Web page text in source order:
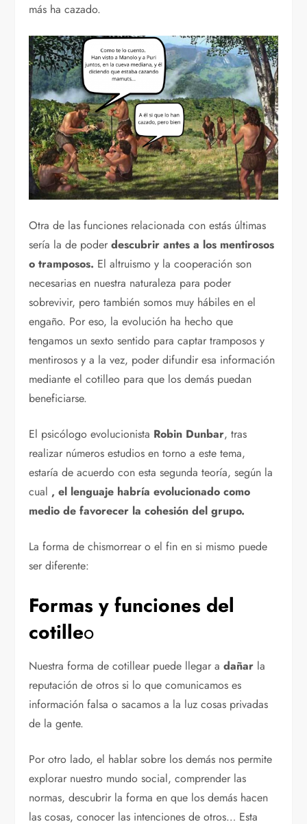
más ha cazado.
Otra de las funciones relacionada con estás últimas
sería la de poderdescubrir antes a los mentirosos
o tramposos. El altruismo y la cooperación son
necesarias en nuestra naturaleza para poder
sobrevivir, pero también somos muy hábiles en el
engaño. Por eso, la evolución ha hecho que
tengamos un sexto sentido para captar tramposos y
mentirosos y a la vez, poder difundir esa información
mediante el cotilleo para que los demás puedan
beneficiarse.
El psicólogo evolucionista Robin Dunbar, tras
realizar números estudios en torno a este tema,
estaría de acuerdo con esta segunda teoría, según la
cual , el lenguaje habría evolucionado como
medio de favorecer la cohesión del grupo.
La forma de chismorrear o el fin en si mismo puede
ser diferente:
Formas y funciones del
cotilleo
Nuestra forma de cotillear puede llegar adañar la
reputación de otros si lo que comunicamos es
información falsa o sacamos a la luz cosas privadas
de la gente.
Por otro lado, el hablar sobre los demás nos permite
explorar nuestro mundo social, comprender las
normas, descubrir la forma en que los demás hacen
las cosas, conocer las intenciones de otros… Esta